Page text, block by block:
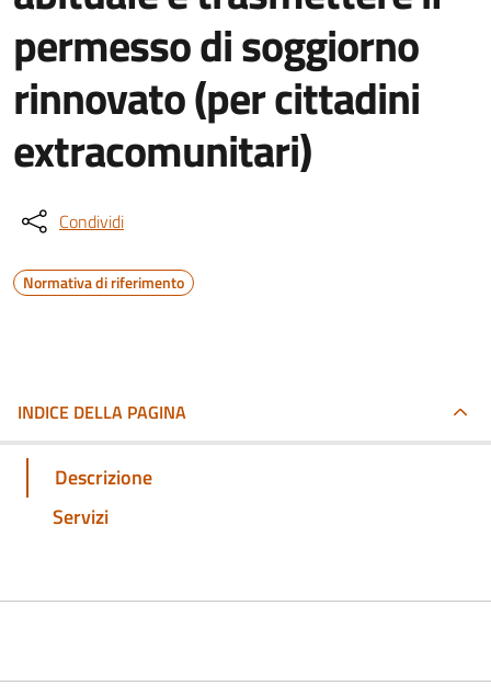
permesso di soggiorno
rinnovato (per cittadini
extracomunitari)
Condividi
Normativa di riferimento
INDICE DELLA PAGINA
Descrizione
Servizi